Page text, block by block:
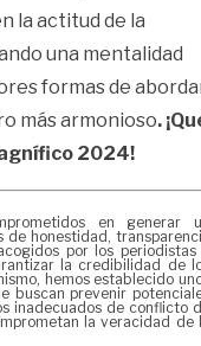
la actitud de la
una mentalidad
formas de
más armonioso.
2024!
en generar
de honestidad,
por los periodistas
la credibilidad de
hemos establecido
buscan prevenir
inadecuados de conflicto
la veracidad de